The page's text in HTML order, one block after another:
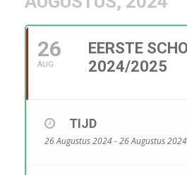
26
AUG
EERSTE
2024/2025
TIJD
26 Augustus 2024 - 26 Augustus 2024